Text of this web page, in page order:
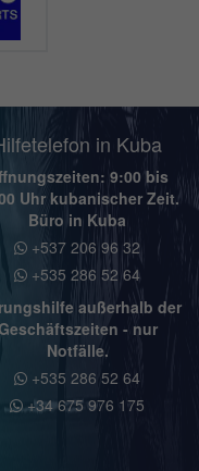
in Kuba
9:00 bis
Uhr kubanischer Zeit.
Büro in Kuba
+537 206 96 32
+535 286 52 64
außerhalb der
- nur
Notfälle.
+535 286 52 64
+34 675 976 175